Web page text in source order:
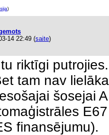
)
14 22:49 (saite)
riktīgi
tam nav
šosejai
finansējumu).